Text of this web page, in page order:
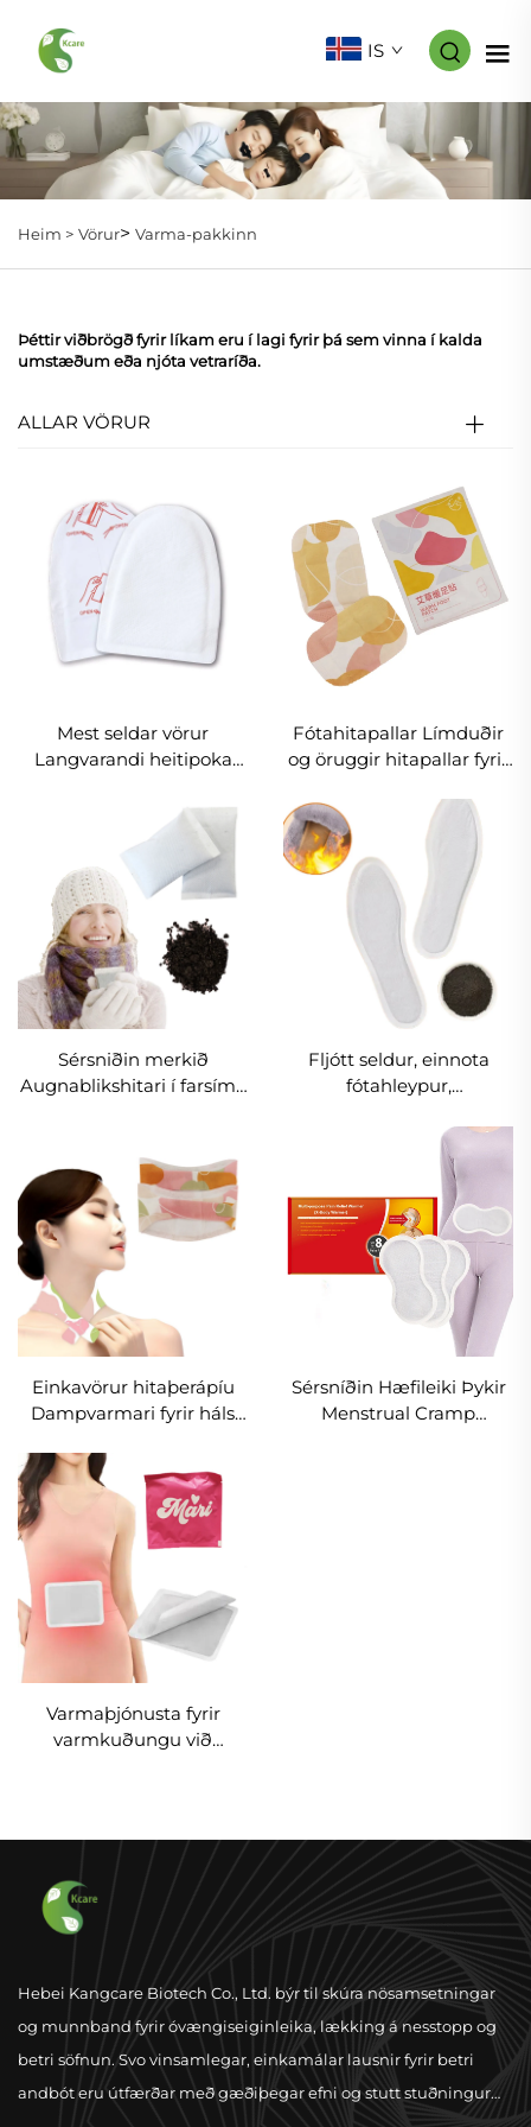
IS
Heim > Vörur> Varma-pakkinn
Þéttir viðbrögð fyrir líkam eru í lagi fyrir þá sem vinna í kalda
umstæðum eða njóta vetraríða.
ALLAR VÖRUR
Mest seldar vörur
Langvarandi heitipoka
Lyktarlaus Loftkveikir Toe
and Body Warmers
Fótahitapallar Límduðir
og öruggir hitapallar fyrir
skíða ferðalög
Sérsniðin merkið
Augnablikshitari í farsíma
fótaheitari Hitaplötu
Fljótt seldur, einnota
fótahleypur,
hleypur, fóthleypur, fljótt
hleypur, langvarandi
Einkavörur hitaþerápíu
Dampvarmari fyrir háls
moxibustion líflátur
Hitaeiginleikur líflátur
Sérsníðin Hæfileiki Þykir
Menstrual Cramp
Varmaþjónusta fyrir
varmkuðungu við
leyningu kvölna
Hebei Kangcare Biotech Co., Ltd. býr til skúra nösamsetningar
og munnband fyrir óvængiseiginleika, lækking á nesstopp og
betri söfnun. Svo vinsamlegar, einkamálar lausnir fyrir betri
andbót eru útfærðar með gæðiþegar efni og stutt stuðningur